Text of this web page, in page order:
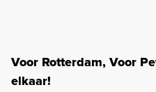
Voor Rotterdam, Voor
elkaar!